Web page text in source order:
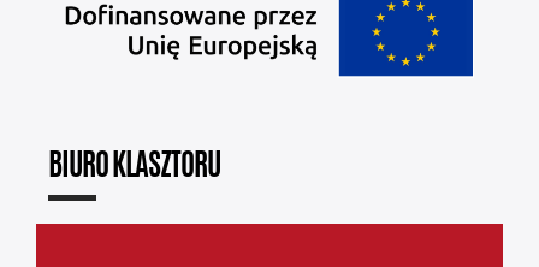
BIURO KLASZTORU